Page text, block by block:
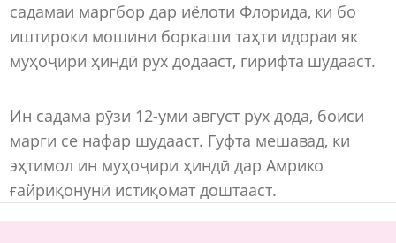
садамаи маргбор дар иёлоти Флорида, ки бо
иштироки мошини боркаши таҳти идораи як
муҳоҷири ҳиндӣ рух додааст, гирифта шудааст.
Ин садама рӯзи 12-уми август рух дода, боиси
марги се нафар шудааст. Гуфта мешавад, ки
эҳтимол ин муҳоҷири ҳиндӣ дар Амрико
ғайриқонунӣ истиқомат доштааст.